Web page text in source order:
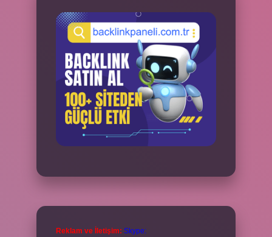
Reklam ve İletişim: Skype: